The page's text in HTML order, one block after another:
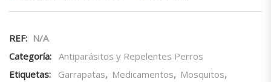
REF: N/A
Categoría: Antiparásitos y Repelentes Perros
Etiquetas:
Garrapatas, Medicamentos, Mosquitos,